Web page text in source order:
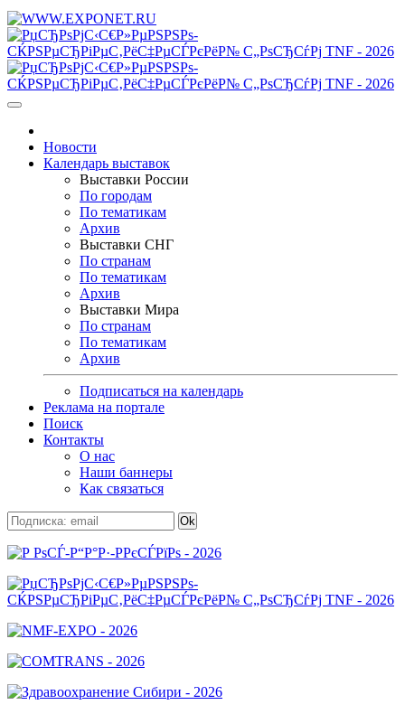
Новости
Календарь выставок
Выставки России
По городам
По тематикам
Архив
Выставки СНГ
По странам
По тематикам
Архив
Выставки Мира
По странам
По тематикам
Архив
Подписаться на календарь
Реклама на портале
Поиск
Контакты
О нас
Наши баннеры
Как связаться